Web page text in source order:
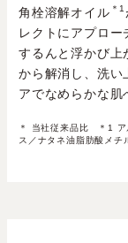
角栓溶解オイル ＊1
レクトにアプロー
するんと浮かび上
から解消し、洗い
アでなめらかな肌
＊ 当社従来品比 ＊1 ア
ス／ナタネ油脂肪酸メチ